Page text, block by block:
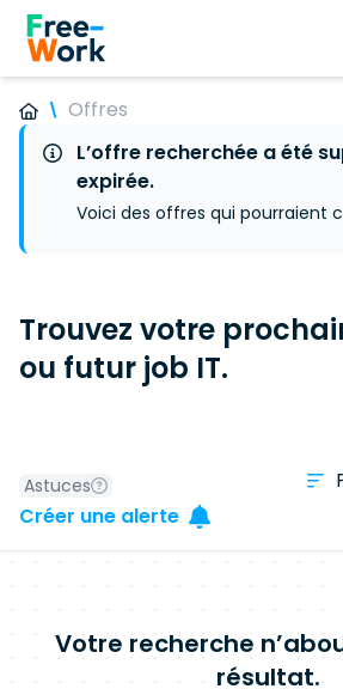
Offres
L’offre recherchée a été
expirée.
Voici des offres qui pourraient
Trouvez votre
ou futur job IT.
Astuces
Créer une alerte
Votre recherche
résultat.